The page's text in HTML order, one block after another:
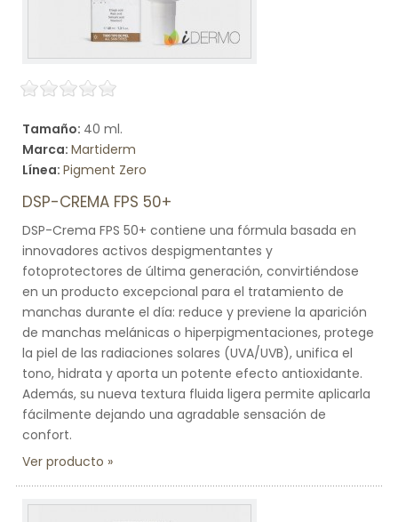
Tamaño: 40 ml.
Marca: Martiderm
Línea: Pigment Zero
DSP-CREMA FPS 50+
DSP-Crema FPS 50+ contiene una fórmula basada en
innovadores activos despigmentantes y
fotoprotectores de última generación, convirtiéndose
en un producto excepcional para el tratamiento de
manchas durante el día: reduce y previene la aparición
de manchas melánicas o hiperpigmentaciones, protege
la piel de las radiaciones solares (UVA/UVB), unifica el
tono, hidrata y aporta un potente efecto antioxidante.
Además, su nueva textura fluida ligera permite aplicarla
fácilmente dejando una agradable sensación de
confort.
Ver producto